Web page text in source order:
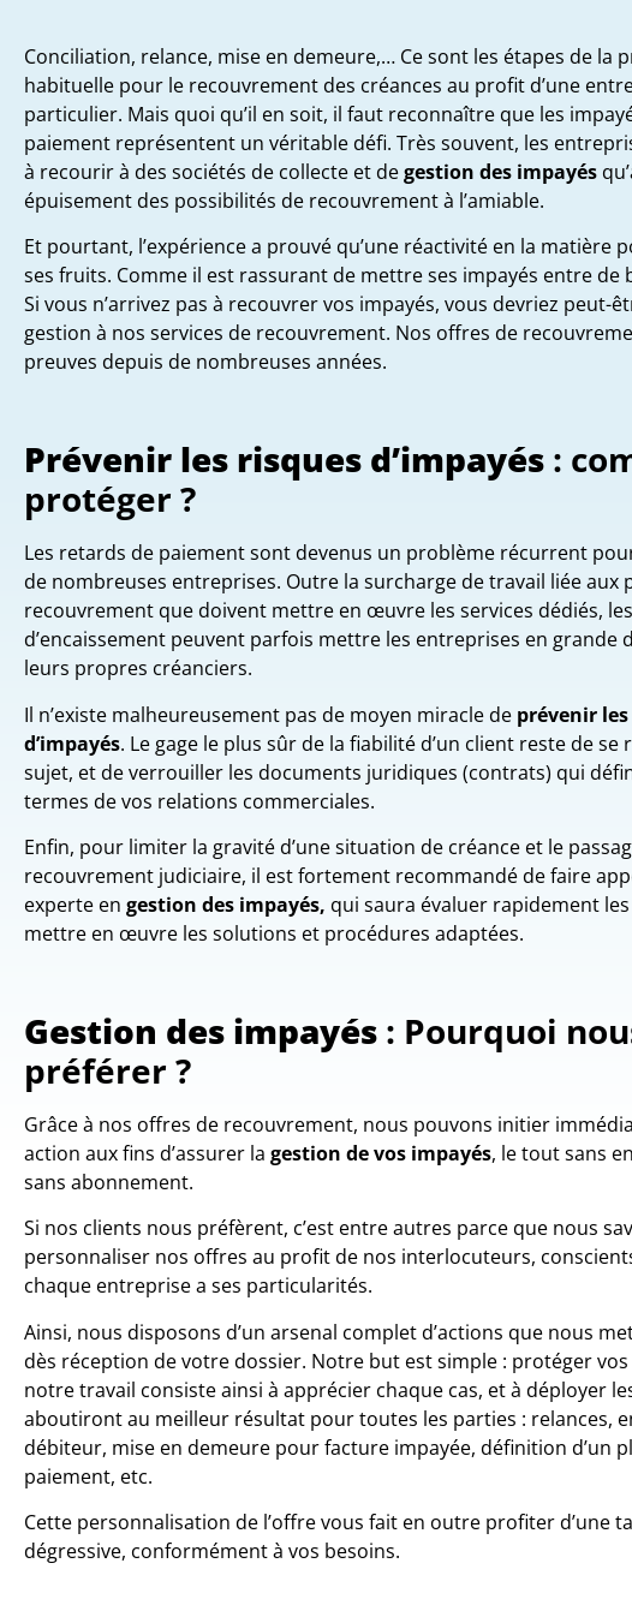
Conciliation, relance, mise en demeure,… Ce sont les étapes de la
habituelle pour le recouvrement des créances au profit d’une
particulier. Mais quoi qu’il en soit, il faut reconnaître que les
paiement représentent un véritable défi. Très souvent, les
à recourir à des sociétés de collecte et degestion des impayés
épuisement des possibilités de recouvrement à l’amiable.
Et pourtant, l’expérience a prouvé qu’une réactivité en la matière
ses fruits. Comme il est rassurant de mettre ses impayés entre de
Si vous n’arrivez pas à recouvrer vos impayés, vous devriez peut-
gestion à nos services de recouvrement. Nos offres de
preuves depuis de nombreuses années.
Prévenir les risques d’impayés :
protéger ?
Les retards de paiement sont devenus un problème récurrent
de nombreuses entreprises. Outre la surcharge de travail liée aux
recouvrement que doivent mettre en œuvre les services dédiés,
d’encaissement peuvent parfois mettre les entreprises en grande
leurs propres créanciers.
Il n’existe malheureusement pas de moyen miracle de prévenir
d’impayés. Le gage le plus sûr de la fiabilité d’un client reste de se
sujet, et de verrouiller les documents juridiques (contrats) qui
termes de vos relations commerciales.
Enfin, pour limiter la gravité d’une situation de créance et le
recouvrement judiciaire, il est fortement recommandé de faire
experte en gestion des impayés, qui saura évaluer rapidement
mettre en œuvre les solutions et procédures adaptées.
Gestion des impayés : Pourquoi
préférer ?
Grâce à nos offres de recouvrement, nous pouvons initier
action aux fins d’assurer la gestion de vos impayés, le tout sans
sans abonnement.
Si nos clients nous préfèrent, c’est entre autres parce que nous
personnaliser nos offres au profit de nos interlocuteurs,
chaque entreprise a ses particularités.
Ainsi, nous disposons d’un arsenal complet d’actions que nous
dès réception de votre dossier. Notre but est simple : protéger
notre travail consiste ainsi à apprécier chaque cas, et à déployer
aboutiront au meilleur résultat pour toutes les parties : relances,
débiteur, mise en demeure pour facture impayée, définition d’un
paiement, etc.
Cette personnalisation de l’offre vous fait en outre profiter d’une
dégressive, conformément à vos besoins.